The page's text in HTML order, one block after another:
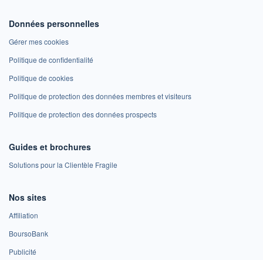
Données personnelles
Gérer mes cookies
Politique de confidentialité
Politique de cookies
Politique de protection des données membres et visiteurs
Politique de protection des données prospects
Guides et brochures
Solutions pour la Clientèle Fragile
Nos sites
Affiliation
BoursoBank
Publicité